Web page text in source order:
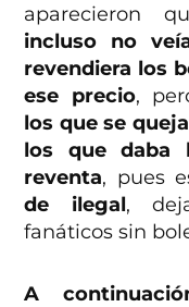
aparecieron
incluso no
revendiera los
ese precio,
los que se
los que daba
reventa, pues
de ilegal,
fanáticos sin
A